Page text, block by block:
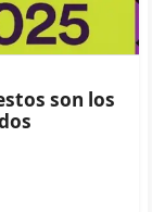
son los